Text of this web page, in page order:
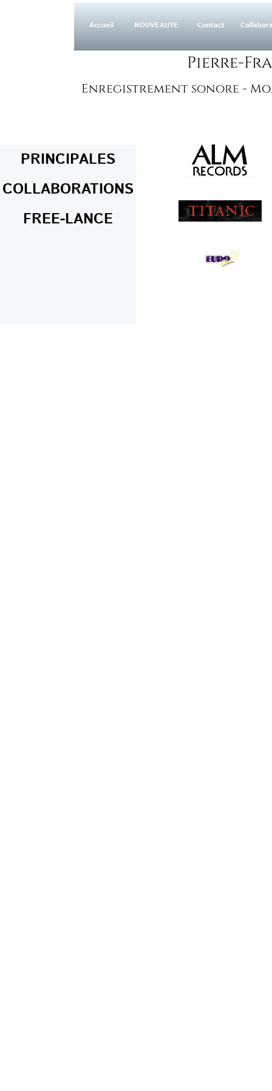
Accueil NOUVEAUTE Contact
Pierre-
Enregistrement sonore -
PRINCIPALES
COLLABORATIONS
FREE-LANCE